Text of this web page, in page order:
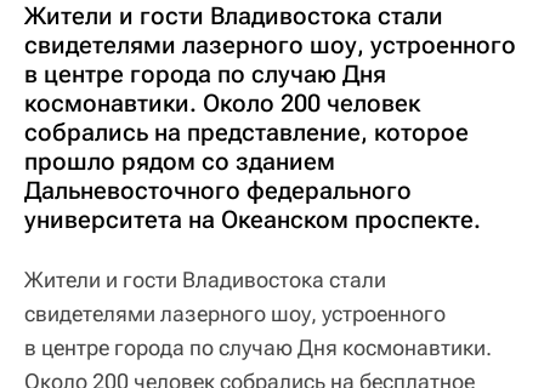
Жители и гости Владивостока стали
свидетелями лазерного шоу, устроенного
в центре города по случаю Дня
космонавтики. Около 200 человек
собрались на представление, которое
прошло рядом со зданием
Дальневосточного федерального
университета на Океанском проспекте.
Жители и гости Владивостока стали
свидетелями лазерного шоу, устроенного
в центре города по случаю Дня космонавтики.
Около 200 человек собрались на бесплатное